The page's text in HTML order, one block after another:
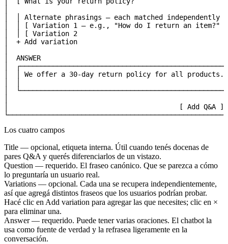
│  │ Alternate phrasings — each matched
│  │ [ Variation 1 — e.g., "How do I return an item?"
│  │ [ Variation 2
│  + Add variation
│  ANSWER
│
│  │ We offer a 30-day return policy for all
│
│                                          [ Add Q&A ]
Los cuatro campos
Title — opcional, etiqueta interna. Útil cuando tenés docenas de
pares Q&A y querés diferenciarlos de un vistazo.
Question — requerido. El fraseo canónico. Que se parezca a cómo
lo preguntaría un usuario real.
Variations — opcional. Cada una se recupera independientemente,
así que agregá distintos fraseos que los usuarios podrían probar.
Hacé clic en Add variation para agregar las que necesites; clic en ×
para eliminar una.
Answer— requerido. Puede tener varias oraciones. El chatbot la
usa como fuente de verdad y la refrasea ligeramente en la
conversación.